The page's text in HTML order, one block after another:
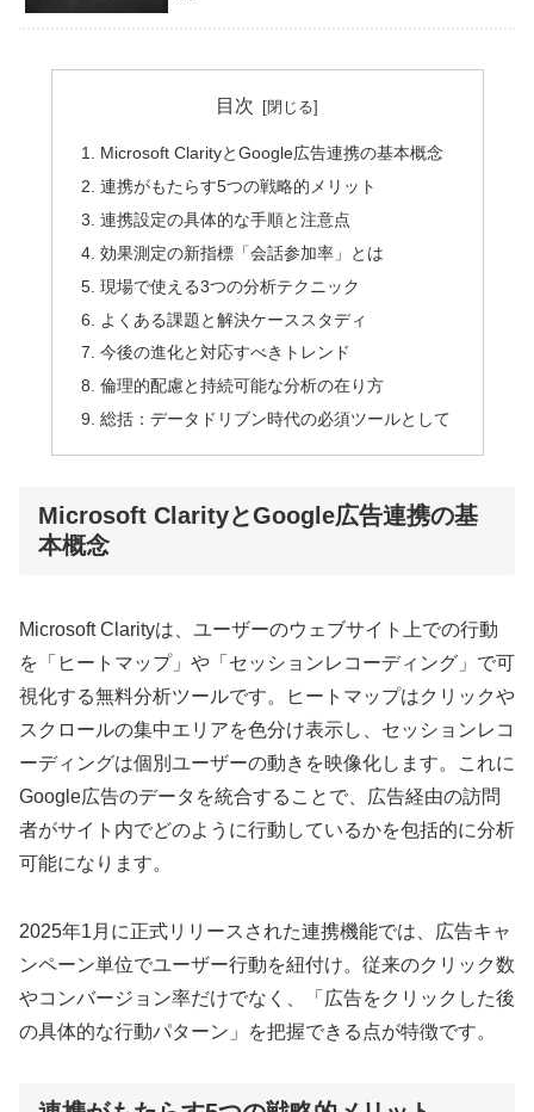
目次
Microsoft ClarityとGoogle広告連携の基本概念
連携がもたらす5つの戦略的メリット
連携設定の具体的な手順と注意点
効果測定の新指標「会話参加率」とは
現場で使える3つの分析テクニック
よくある課題と解決ケーススタディ
今後の進化と対応すべきトレンド
倫理的配慮と持続可能な分析の在り方
総括：データドリブン時代の必須ツールとして
Microsoft ClarityとGoogle広告連携の基
本概念
Microsoft Clarityは、ユーザーのウェブサイト上での行動
を「ヒートマップ」や「セッションレコーディング」で可
視化する無料分析ツールです。ヒートマップはクリックや
スクロールの集中エリアを色分け表示し、セッションレコ
ーディングは個別ユーザーの動きを映像化します。これに
Google広告のデータを統合することで、広告経由の訪問
者がサイト内でどのように行動しているかを包括的に分析
可能になります。
2025年1月に正式リリースされた連携機能では、広告キャ
ンペーン単位でユーザー行動を紐付け。従来のクリック数
やコンバージョン率だけでなく、「広告をクリックした後
の具体的な行動パターン」を把握できる点が特徴です。